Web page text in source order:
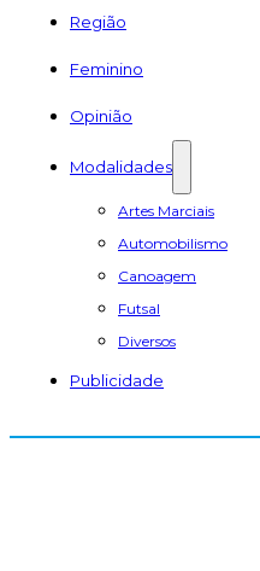
Região
Feminino
Opinião
Modalidades
Artes Marciais
Automobilismo
Canoagem
Futsal
Diversos
Publicidade